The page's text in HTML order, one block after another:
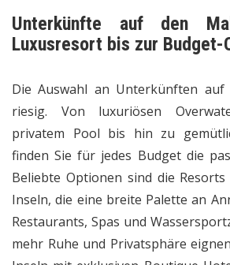
Unterkünfte auf den
Luxusresort bis zur Budget-
Die Auswahl an Unterkünften auf
riesig. Von luxuriösen
privatem Pool bis hin zu
finden Sie für jedes Budget die
Beliebte Optionen sind die
Inseln, die eine breite Palette an
Restaurants, Spas und
mehr Ruhe und Privatsphäre